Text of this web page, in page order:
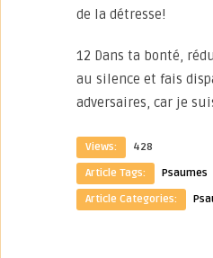
de la détresse!
12 Dans ta bonté,
au silence et fais
adversaires, car je
Views:
428
Article Tags:
Psaumes
Article Categories: